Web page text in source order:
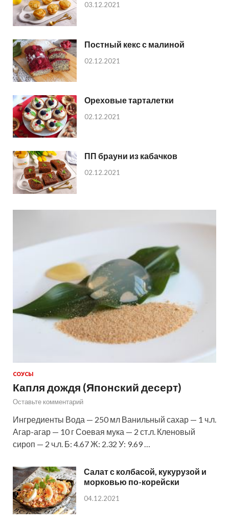
03.12.2021
Постный кекс с малиной
02.12.2021
Ореховые тарталетки
02.12.2021
ПП брауни из кабачков
02.12.2021
СОУСЫ
Капля дождя (Японский десерт)
Оставьте комментарий
Ингредиенты Вода — 250 мл Ванильный сахар — 1 ч.л.
Агар-агар — 10 г Соевая мука — 2 ст.л. Кленовый
сироп — 2 ч.л. Б: 4.67 Ж: 2.32 У: 9.69 …
Салат с колбасой, кукурузой и
морковью по-корейски
04.12.2021